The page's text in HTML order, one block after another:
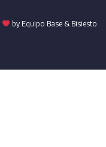
by Equipo Base & Bisiesto